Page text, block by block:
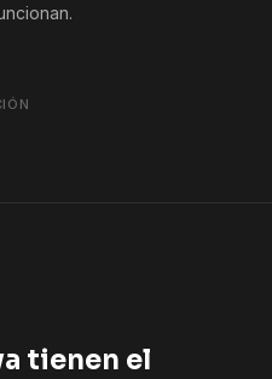
tienen el